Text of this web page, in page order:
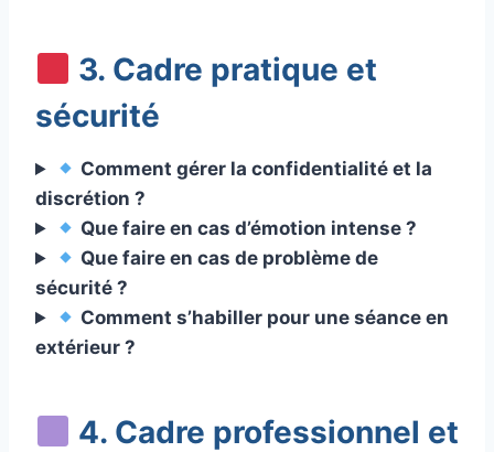
3. Cadre pratique et
sécurité
Comment gérer la confidentialité et la
discrétion ?
Que faire en cas d’émotion intense ?
Que faire en cas de problème de
sécurité ?
Comment s’habiller pour une séance en
extérieur ?
4. Cadre professionnel et